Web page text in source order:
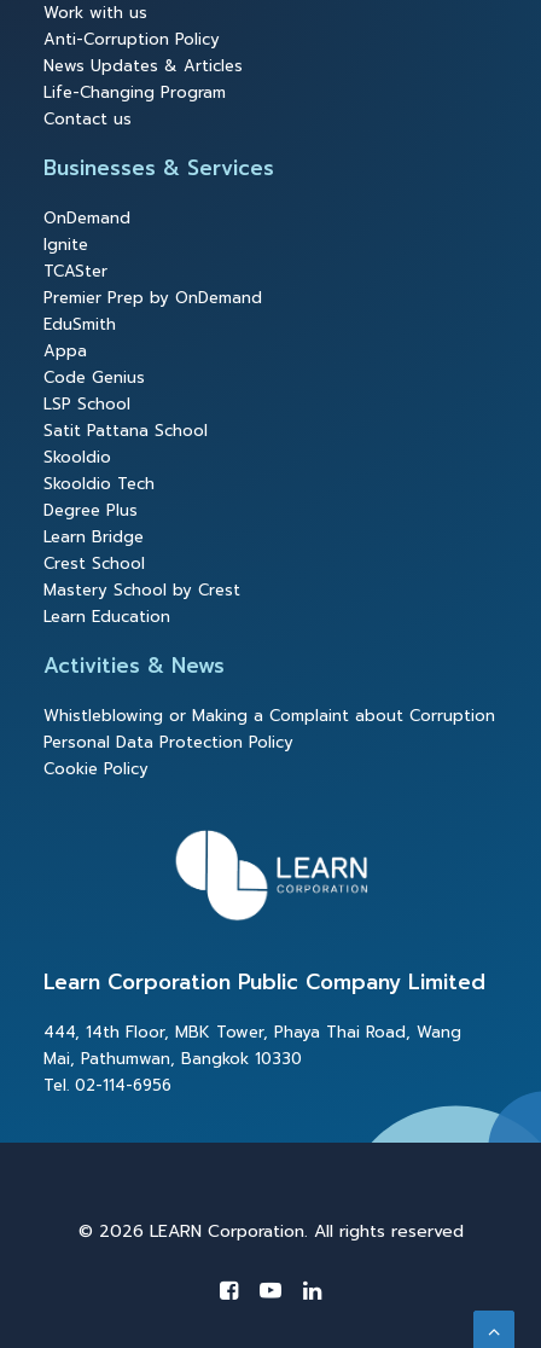
Work with us
Anti-Corruption Policy
News Updates & Articles
Life-Changing Program
Contact us
Businesses & Services
OnDemand
Ignite
TCASter
Premier Prep by OnDemand
EduSmith
Appa
Code Genius
LSP School
Satit Pattana School
Skooldio
Skooldio Tech
Degree Plus
Learn Bridge
Crest School
Mastery School by Crest
Learn Education
Activities & News
Whistleblowing or Making a Complaint about Corruption
Personal Data Protection Policy
Cookie Policy
Learn Corporation Public Company Limited
444, 14th Floor, MBK Tower, Phaya Thai Road, Wang
Mai, Pathumwan, Bangkok 10330
Tel. 02-114-6956
© 2026 LEARN Corporation. All rights reserved